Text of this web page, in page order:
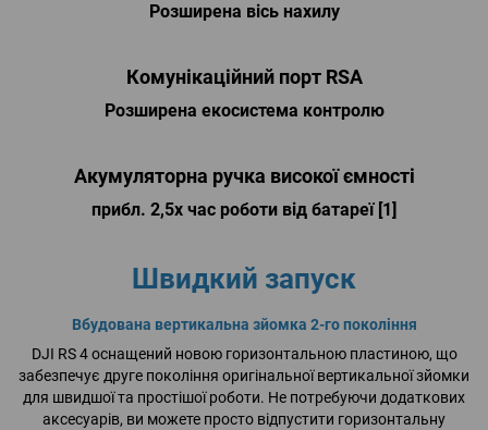
Розширена вісь нахилу
Комунікаційний порт RSA
Розширена екосистема контролю
Акумуляторна ручка високої ємності
прибл. 2,5x час роботи від батареї [1]
Швидкий запуск
Вбудована вертикальна зйомка 2-го покоління
DJI RS 4 оснащений новою горизонтальною пластиною, що
забезпечує друге покоління оригінальної вертикальної зйомки
для швидшої та простішої роботи. Не потребуючи додаткових
аксесуарів, ви можете просто відпустити горизонтальну